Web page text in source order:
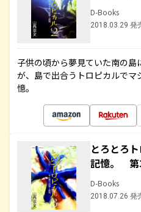
D-Books
2018.03.29 発
子供の頃から夢見ていた南の
が、島で出合うトロピカルで
憶。
とろとろ
記憶。 第
D-Books
2018.07.26 発